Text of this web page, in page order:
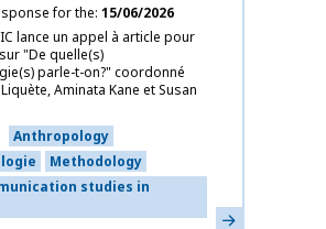
for the 15/06/2026
lance un appel à article pour
"De quelle(s)
parle-t-on?" coordonné
Aminata Kane et Susan
Anthropology
Methodology
studies in
Learn more